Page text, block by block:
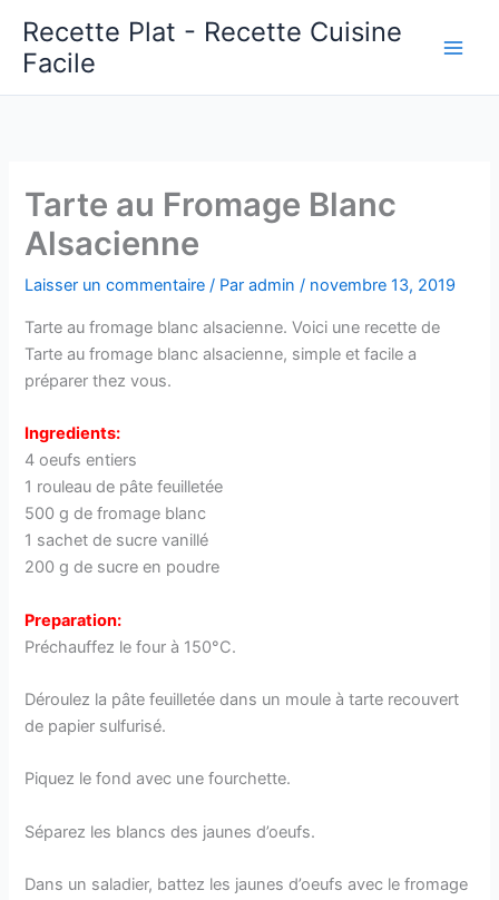
contenu
Recette Plat - Recette Cuisine
Facile
Tarte au Fromage Blanc
Alsacienne
Laisser un commentaire / Paradmin/ novembre 13, 2019
Tarte au fromage blanc alsacienne. Voici une recette de
Tarte au fromage blanc alsacienne, simple et facile a
préparer thez vous.
Ingredients:
4 oeufs entiers
1 rouleau de pâte feuilletée
500 g de fromage blanc
1 sachet de sucre vanillé
200 g de sucre en poudre
Preparation:
Préchauffez le four à 150°C.
Déroulez la pâte feuilletée dans un moule à tarte recouvert
de papier sulfurisé.
Piquez le fond avec une fourchette.
Séparez les blancs des jaunes d’oeufs.
Dans un saladier, battez les jaunes d’oeufs avec le fromage